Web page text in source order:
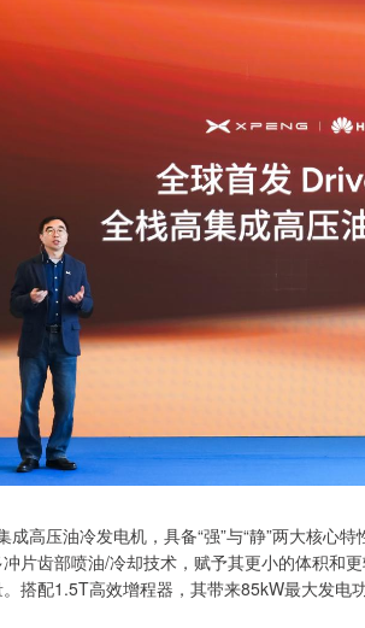
成高压油冷发电机，具备“强”与“静”两大核心
片齿部喷油/冷却技术，赋予其更小的体积和
搭配1.5T高效增程器，其带来85kW最大发